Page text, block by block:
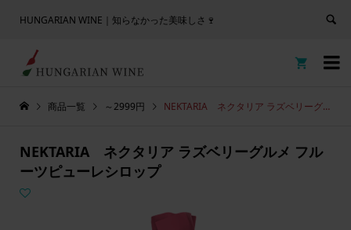
HUNGARIAN WINE｜知らなかった美味しさ🍷


商品一覧 ～2999円 NEKTARIA ネクタリア ラズベリーグルメ フルーツピューレシロップ
NEKTARIA ネクタリア ラズベリーグルメ フル
ーツピューレシロップ